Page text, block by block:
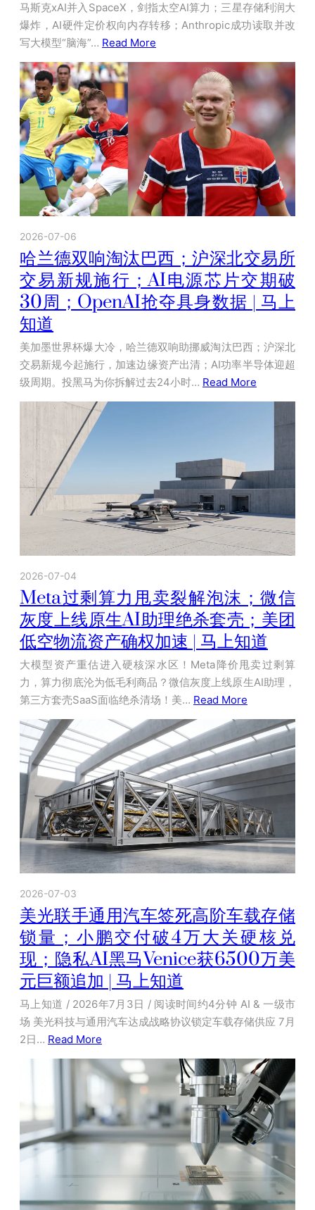
马斯克xAI并入SpaceX，剑指太空AI算力；三星存储利润大
爆炸，AI硬件定价权向内存转移；Anthropic成功读取并改
写大模型“脑海”… Read More
2026-07-06
哈兰德双响淘汰巴西；沪深北交易所
交易新规施行；AI电源芯片交期破
30周；OpenAI抢夺具身数据 | 马上
知道
美加墨世界杯爆大冷，哈兰德双响助挪威淘汰巴西；沪深北
交易新规今起施行，加速边缘资产出清；AI功率半导体迎超
级周期。投黑马为你拆解过去24小时… Read More
2026-07-04
Meta过剩算力甩卖裂解泡沫；微信
灰度上线原生AI助理绝杀套壳；美团
低空物流资产确权加速 | 马上知道
大模型资产重估进入硬核深水区！Meta降价甩卖过剩算
力，算力彻底沦为低毛利商品？微信灰度上线原生AI助理，
第三方套壳SaaS面临绝杀清场！美… Read More
2026-07-03
美光联手通用汽车签死高阶车载存储
锁量；小鹏交付破4万大关硬核兑
现；隐私AI黑马Venice获6500万美
元巨额追加 | 马上知道
马上知道 / 2026年7月3日 / 阅读时间约4分钟 AI & 一级市
场 美光科技与通用汽车达成战略协议锁定车载存储供应 7月
2日… Read More